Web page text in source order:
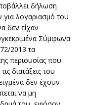
δήλωση
λογαριασμό του
δεν είχαν
Σύμφωνα
2013 τα
περιουσίας που
διατάξεις του
δεν έχουν
να μη